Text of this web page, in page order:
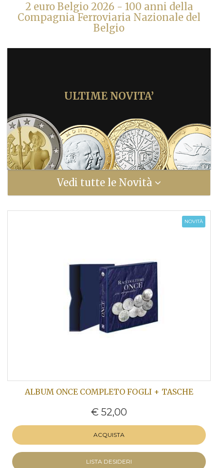
2 euro Belgio 2026 - 100 anni della
Compagnia Ferroviaria Nazionale del
Belgio
ULTIME NOVITA’
Vedi tutte le Novità
NOVITÀ
ALBUM ONCE COMPLETO FOGLI + TASCHE
€ 52,00
ACQUISTA
LISTA DESIDERI